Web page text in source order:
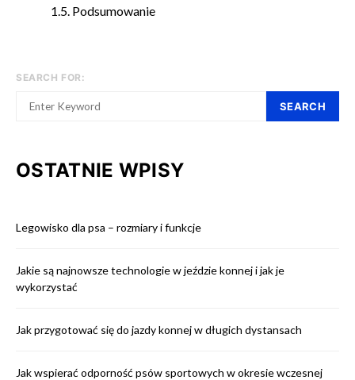
Podsumowanie
SEARCH FOR:
SEARCH
OSTATNIE WPISY
Legowisko dla psa – rozmiary i funkcje
Jakie są najnowsze technologie w jeździe konnej i jak je
wykorzystać
Jak przygotować się do jazdy konnej w długich dystansach
Jak wspierać odporność psów sportowych w okresie wczesnej